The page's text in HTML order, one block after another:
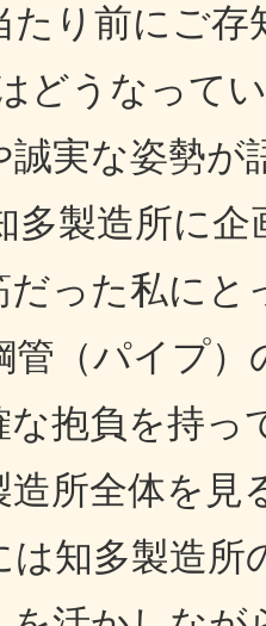
たり前にご
どうなって
誠実な姿勢が
製造所に企
だった私に
管（パイプ
な抱負を持
造所全体を
は知多製造